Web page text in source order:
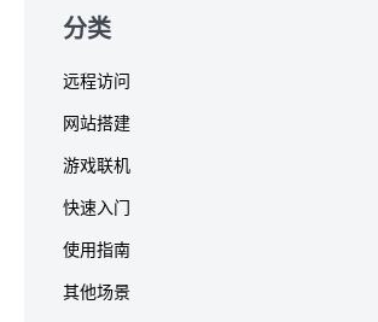
分类
远程访问
网站搭建
游戏联机
快速入门
使用指南
其他场景